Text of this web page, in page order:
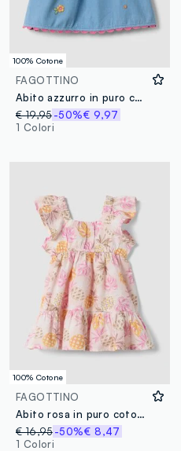
100% Cotone
FAGOTTINO
Abito azzurro in puro cotone con ricami floreali
€ 19,95-50%€ 9,97
1 Colori
100% Cotone
FAGOTTINO
Abito rosa in puro cotone con stampa tropicale
€ 16,95-50%€ 8,47
1 Colori